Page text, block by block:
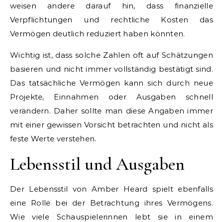
weisen andere darauf hin, dass finanzielle
Verpflichtungen und rechtliche Kosten das
Vermögen deutlich reduziert haben könnten.
Wichtig ist, dass solche Zahlen oft auf Schätzungen
basieren und nicht immer vollständig bestätigt sind.
Das tatsächliche Vermögen kann sich durch neue
Projekte, Einnahmen oder Ausgaben schnell
verändern. Daher sollte man diese Angaben immer
mit einer gewissen Vorsicht betrachten und nicht als
feste Werte verstehen.
Lebensstil und Ausgaben
Der Lebensstil von Amber Heard spielt ebenfalls
eine Rolle bei der Betrachtung ihres Vermögens.
Wie viele Schauspielerinnen lebt sie in einem